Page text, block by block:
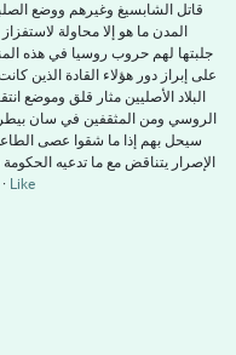
قاتل الشابسيغ وغيرهم ووضع
المدن ما هو إلا محاولة
جلبتها لهم حروب روسيا في هذه
على إبراز دور هؤلاء القادة الذين
البلاد الأصليين مثار قلق وموضع
الروسي ومن المثقفين في سان
سيحل بهم إذا ما شقوا عصى
الإصرار يتناقض مع ما تدعيه
· Like